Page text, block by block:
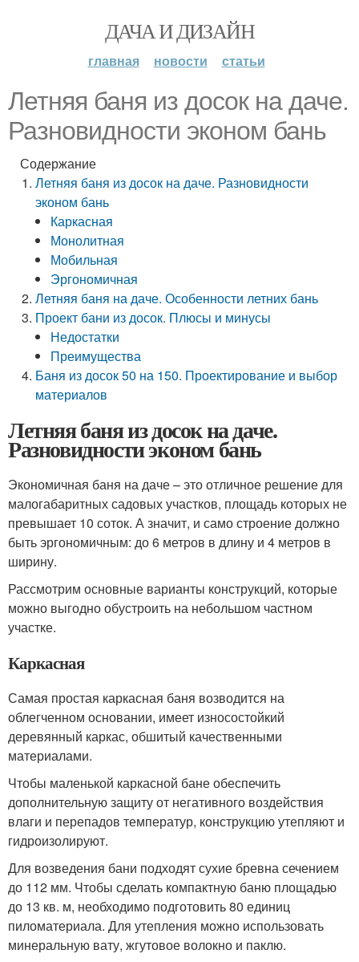
ДАЧА И ДИЗАЙН
главная новости статьи
Летняя баня из досок на даче.
Разновидности эконом бань
Содержание
Летняя баня из досок на даче. Разновидности
эконом бань
Каркасная
Монолитная
Мобильная
Эргономичная
Летняя баня на даче. Особенности летних бань
Проект бани из досок. Плюсы и минусы
Недостатки
Преимущества
Баня из досок 50 на 150. Проектирование и выбор
материалов
Летняя баня из досок на даче.
Разновидности эконом бань
Экономичная баня на даче – это отличное решение для
малогабаритных садовых участков, площадь которых не
превышает 10 соток. А значит, и само строение должно
быть эргономичным: до 6 метров в длину и 4 метров в
ширину.
Рассмотрим основные варианты конструкций, которые
можно выгодно обустроить на небольшом частном
участке.
Каркасная
Самая простая каркасная баня возводится на
облегченном основании, имеет износостойкий
деревянный каркас, обшитый качественными
материалами.
Чтобы маленькой каркасной бане обеспечить
дополнительную защиту от негативного воздействия
влаги и перепадов температур, конструкцию утепляют и
гидроизолируют.
Для возведения бани подходят сухие бревна сечением
до 112 мм. Чтобы сделать компактную баню площадью
до 13 кв. м, необходимо подготовить 80 единиц
пиломатериала. Для утепления можно использовать
минеральную вату, жгутовое волокно и паклю.